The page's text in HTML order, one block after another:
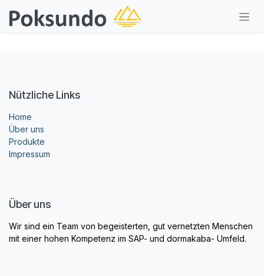
Nützliche Links
Home
Über uns
Produkte
Impressum
Über uns
Wir sind ein Team von begeisterten, gut vernetzten Menschen
mit einer hohen Kompetenz im SAP- und dormakaba- Umfeld.